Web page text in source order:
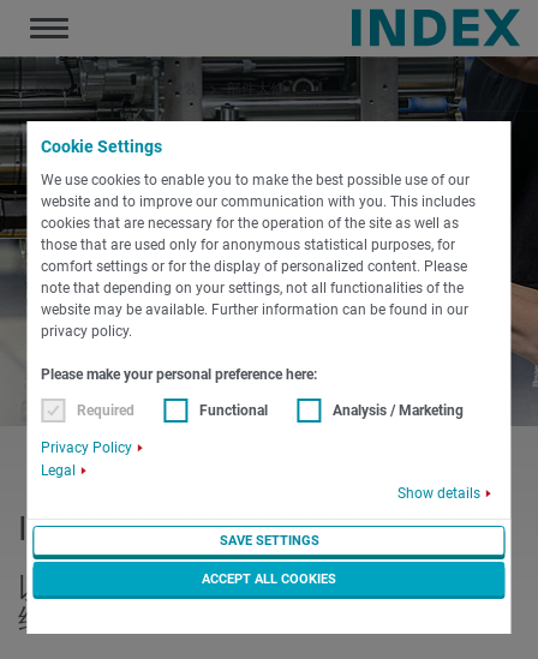
Cookie Settings
We use cookies to enable you to make the best possible use of our
website and to improve our communication with you. This includes
cookies that are necessary for the operation of the site as well as
those that are used only for anonymous statistical purposes, for
comfort settings or for the display of personalized content. Please
note that depending on your settings, not all functionalities of the
website may be available. Further information can be found in our
privacy policy.
Please make your personal preference here:
Required Functional Analysis / Marketing
Privacy Policy
Legal
Show details
SAVE SETTINGS
ACCEPT ALL COOKIES
Toggle
navigation
主页 iXservices 改装 部件大修
INDEX 部件大修
以制造商的质量要求进行专业的大修和
维修